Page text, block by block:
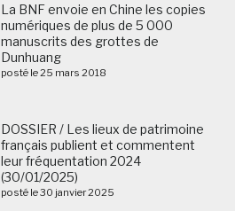
La BNF envoie en Chine les copies
numériques de plus de 5 000
manuscrits des grottes de
Dunhuang
posté le 25 mars 2018
DOSSIER / Les lieux de patrimoine
français publient et commentent
leur fréquentation 2024
(30/01/2025)
posté le 30 janvier 2025